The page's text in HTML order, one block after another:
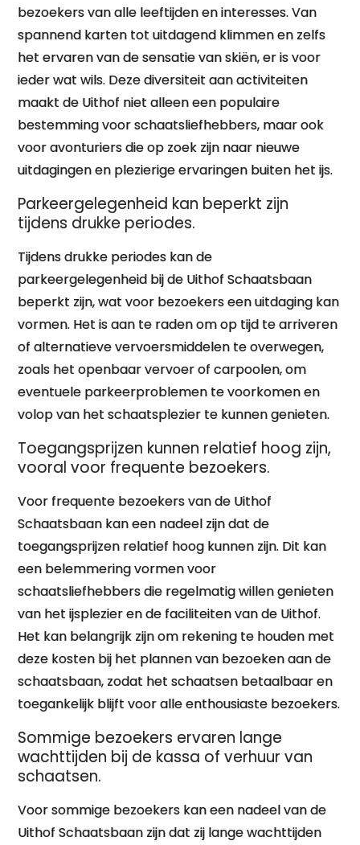
bezoekers van alle leeftijden en interesses. Van
spannend karten tot uitdagend klimmen en zelfs
het ervaren van de sensatie van skiën, er is voor
ieder wat wils. Deze diversiteit aan activiteiten
maakt de Uithof niet alleen een populaire
bestemming voor schaatsliefhebbers, maar ook
voor avonturiers die op zoek zijn naar nieuwe
uitdagingen en plezierige ervaringen buiten het ijs.
Parkeergelegenheid kan beperkt zijn
tijdens drukke periodes.
Tijdens drukke periodes kan de
parkeergelegenheid bij de Uithof Schaatsbaan
beperkt zijn, wat voor bezoekers een uitdaging kan
vormen. Het is aan te raden om op tijd te arriveren
of alternatieve vervoersmiddelen te overwegen,
zoals het openbaar vervoer of carpoolen, om
eventuele parkeerproblemen te voorkomen en
volop van het schaatsplezier te kunnen genieten.
Toegangsprijzen kunnen relatief hoog zijn,
vooral voor frequente bezoekers.
Voor frequente bezoekers van de Uithof
Schaatsbaan kan een nadeel zijn dat de
toegangsprijzen relatief hoog kunnen zijn. Dit kan
een belemmering vormen voor
schaatsliefhebbers die regelmatig willen genieten
van het ijsplezier en de faciliteiten van de Uithof.
Het kan belangrijk zijn om rekening te houden met
deze kosten bij het plannen van bezoeken aan de
schaatsbaan, zodat het schaatsen betaalbaar en
toegankelijk blijft voor alle enthousiaste bezoekers.
Sommige bezoekers ervaren lange
wachttijden bij de kassa of verhuur van
schaatsen.
Voor sommige bezoekers kan een nadeel van de
Uithof Schaatsbaan zijn dat zij lange wachttijden